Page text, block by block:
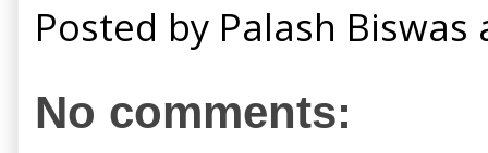
Posted by Palash Biswas
No comments: